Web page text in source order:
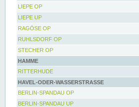
LIEPE OP
LIEPE UP
RAGÖSE OP
RUHLSDORF OP
STECHER OP
HAMME
RITTERHUDE
HAVEL-ODER-WASSERSTRASSE
BERLIN-SPANDAU OP
BERLIN-SPANDAU UP